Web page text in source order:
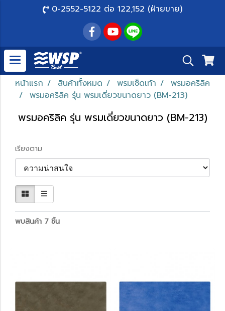
0-2552-5122 ต่อ 122,152 (ฝ่ายขาย)
หน้าแรก สินค้าทั้งหมด พรมเช็ดเท้า
พรมอคริลิค
พรมอคริลิค รุ่น พรมเดี่ยวขนาดยาว (BM-213)
พรมอคริลิค รุ่น พรมเดี่ยวขนาดยาว (BM-213)
เรียงตาม
พบสินค้า 7 ชิ้น